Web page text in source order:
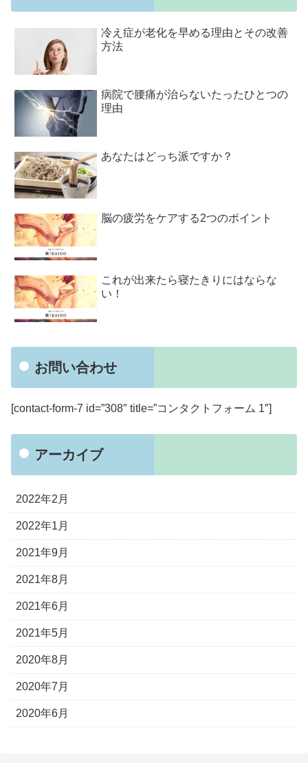
冷え症が老化を早める理由とその改善
方法
病院で腰痛が治らないたったひとつの
理由
あなたはどっち派ですか？
脳の疲労をケアする2つのポイント
これが出来たら寝たきりにはならな
い！
お問い合わせ
[contact-form-7 id=”308″ title=”コンタクトフォーム 1″]
アーカイブ
2022年2月
2022年1月
2021年9月
2021年8月
2021年6月
2021年5月
2020年8月
2020年7月
2020年6月